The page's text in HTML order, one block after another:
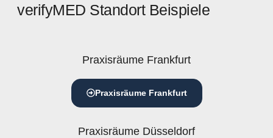
verifyMED Standort Beispiele
Praxisräume Frankfurt
Praxisräume Frankfurt
Praxisräume Düsseldorf